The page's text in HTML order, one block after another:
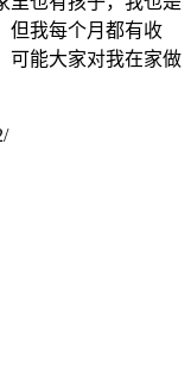
但我每个月都有收
可能大家对我在家做
/